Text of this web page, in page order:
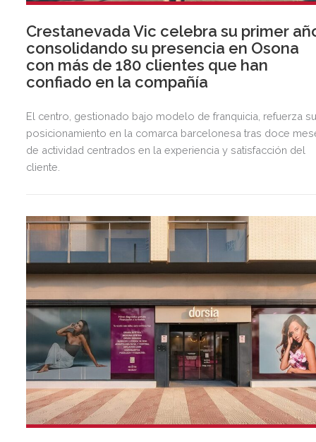
Crestanevada Vic celebra su primer
consolidando su presencia en Osona
con más de 180 clientes que han
confiado en la compañía
El centro, gestionado bajo modelo de franquicia, refuerza
posicionamiento en la comarca barcelonesa tras doce
de actividad centrados en la experiencia y satisfacción del
cliente.